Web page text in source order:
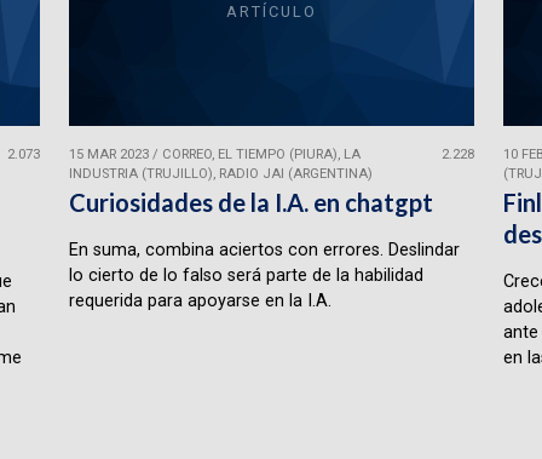
2.073
ARTÍCULO
15 MAR 2023/ CORREO, EL TIEMPO (PIURA), LA
INDUSTRIA (TRUJILLO), RADIO JAI (ARGENTINA)
2.228
Curiosidades de la I.A. en chatgpt
En suma, combina aciertos con errores. Deslindar
lo cierto de lo falso será parte de la habilidad
requerida para apoyarse en la I.A.
10
en